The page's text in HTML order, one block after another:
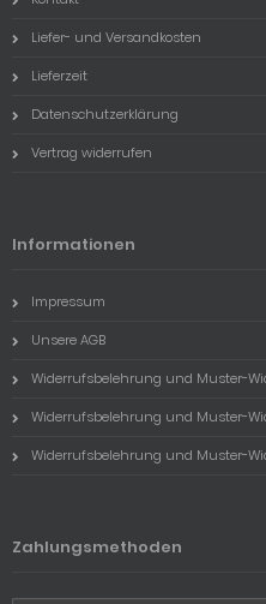
Liefer- und Versandkosten
Lieferzeit
Datenschutzerklärung
Vertrag widerrufen
Informationen
Impressum
Unsere AGB
Widerrufsbelehrung und Muster-
Widerrufsbelehrung und Muster-
Widerrufsbelehrung und Muster-
Zahlungsmethoden